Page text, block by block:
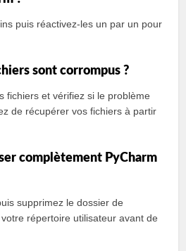
puis réactivez-les un par un pour
sont corrompus ?
fichiers et vérifiez si le problème
de récupérer vos fichiers à partir
complètement PyCharm
supprimez le dossier de
répertoire utilisateur avant de